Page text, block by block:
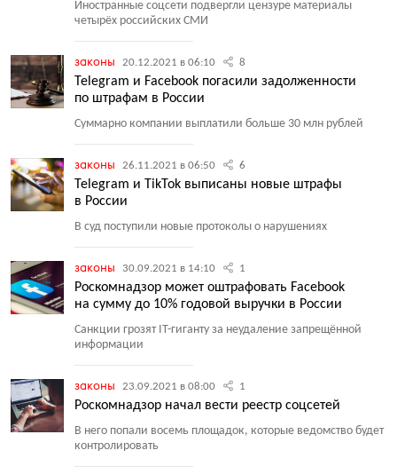
Иностранные соцсети подвергли цензуре материалы
четырёх российских СМИ
законы 20.12.2021 в 06:10 8
Telegram и Facebook погасили задолженности
по штрафам в России
Суммарно компании выплатили больше 30 млн рублей
законы 26.11.2021 в 06:50 6
Telegram и TikTok выписаны новые штрафы
в России
В суд поступили новые протоколы о нарушениях
законы 30.09.2021 в 14:10 1
Роскомнадзор может оштрафовать Facebook
на сумму до 10% годовой выручки в России
Санкции грозят IT-гиганту за неудаление запрещённой
информации
законы 23.09.2021 в 08:00 1
Роскомнадзор начал вести реестр соцсетей
В него попали восемь площадок, которые ведомство будет
контролировать